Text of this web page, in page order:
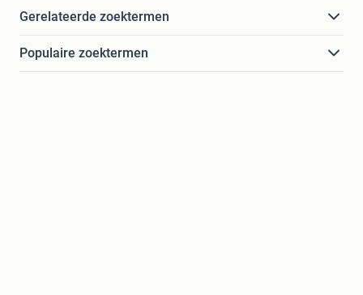
Gerelateerde zoektermen
Populaire zoektermen